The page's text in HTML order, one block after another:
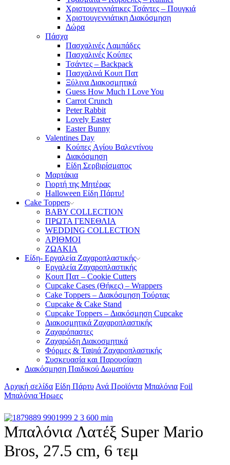
Χριστουγεννιάτικες Τσάντες – Πουγκιά
Χριστουγεννιάτικη Διακόσμηση
Δώρα
Πάσχα
Πασχαλινές Λαμπάδες
Πασχαλινές Κούπες
Τσάντες – Backpack
Πασχαλινά Κουπ Πατ
Ξύλινα Διακοσμητικά
Guess How Much I Love You
Carrot Crunch
Peter Rabbit
Lovely Easter
Easter Bunny
Valentines Day
Κούπες Aγίου Βαλεντίνου
Διακόσμηση
Είδη Σερβιρίσματος
Μαρτάκια
Γιορτή της Μητέρας
Halloween Είδη Πάρτυ!
Cake Toppers
BABY COLLECTION
ΠΡΩΤΑ ΓΕΝΕΘΛΙΑ
WEDDING COLLECTION
ΑΡΙΘΜΟΙ
ΖΩΑΚΙΑ
Είδη- Εργαλεία Ζαχαροπλαστικής
Εργαλεία Ζαχαροπλαστικής
Κουπ Πατ – Cookie Cutters
Cupcake Cases (Θήκες) – Wrappers
Cake Toppers – Διακόσμηση Τούρτας
Cupcake & Cake Stand
Cupcake Toppers – Διακόσμηση Cupcake
Διακοσμητικά Ζαχαροπλαστικής
Ζαχαρόπαστες
Ζαχαρώδη Διακοσμητικά
Φόρμες & Ταψιά Ζαχαροπλαστικής
Συσκευασία και Παρουσίαση
Διακόσμηση Παιδικού Δωματίου
Αρχική σελίδα Είδη Πάρτυ Ανά Προϊόντα Μπαλόνια Foil
Μπαλόνια Ήρωες
Μπαλόνια Λατέξ Super Mario
Bros, 27.5 cm, 6 τεμ